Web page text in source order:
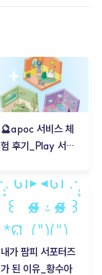
🔮apoc 서비스 체
험 후기_Play 서비
김태현
내가 팜피 서포터즈
가 된 이유_황수아